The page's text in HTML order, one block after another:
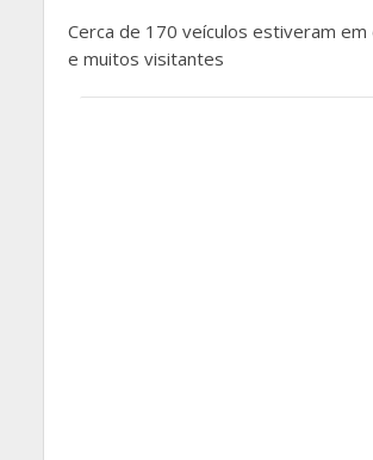
Cerca de 170 veículos estiveram em
e muitos visitantes